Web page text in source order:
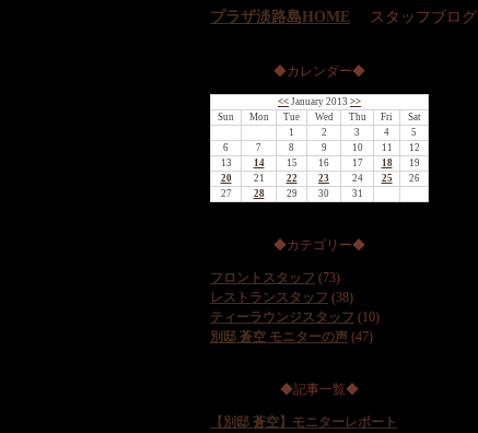
プラザ淡路島HOME スタッフブログ
◆カレンダー◆
<< January 2013 >>
Sun
Mon Tue Wed Thu Fri
Sat
1
2 3 4
5
6
7 8 9 10 11
12
13
14 15 16 17 18
19
20
21 22 23 24 25
26
27
28 29 30 31
◆カテゴリー◆
フロントスタッフ (73)
レストランスタッフ (38)
ティーラウンジスタッフ (10)
別邸 蒼空 モニターの声 (47)
◆記事一覧◆
【別邸 蒼空】モニターレポート